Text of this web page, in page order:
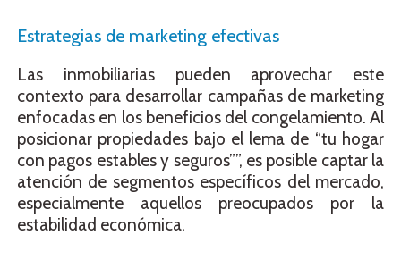
Estrategias de marketing efectivas
Las inmobiliarias pueden aprovechar este
contexto para desarrollar campañas de marketing
enfocadas en los beneficios del congelamiento. Al
posicionar propiedades bajo el lema de “tu hogar
con pagos estables y seguros””, es posible captar la
atención de segmentos específicos del mercado,
especialmente aquellos preocupados por la
estabilidad económica.